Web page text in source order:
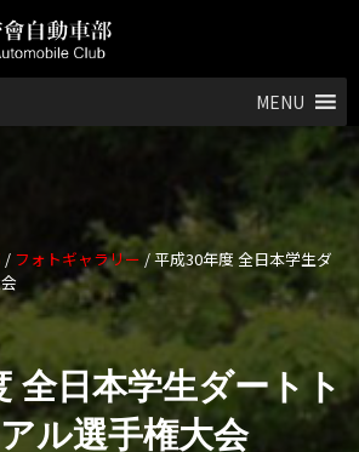
MENU
/ フォトギャラリー /平成30年度 全日本学生ダ
全日本学生ダートト
ル選手権大会